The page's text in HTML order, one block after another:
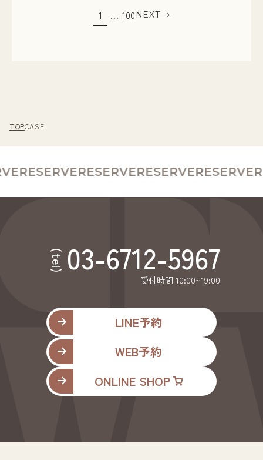
1 … 100 NEXT
TOPCASE
RESERVERESERVERESERVERESERVE
(tel) 03-6712-5967
受付時間 10:00~19:00
LINE予約
WEB予約
ONLINE SHOP